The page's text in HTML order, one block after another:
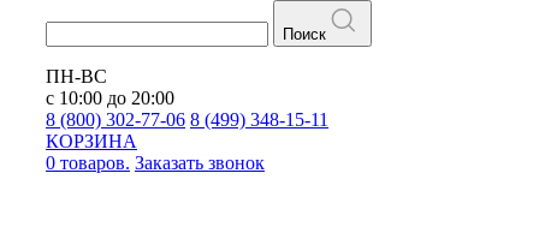
Поиск
ПН-ВС
с 10:00 до 20:00
8 (800) 302-77-06 8 (499) 348-15-11
КОРЗИНА
0 товаров. Заказать звонок